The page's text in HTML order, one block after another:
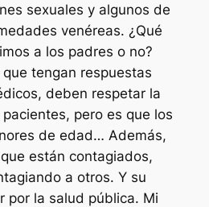
sexuales y algunos de
venéreas. ¿Qué
a los padres o no?
tengan respuestas
deben respetar la
pero es que los
de edad… Además,
están contagiados,
a otros. Y su
por la salud pública. Mi